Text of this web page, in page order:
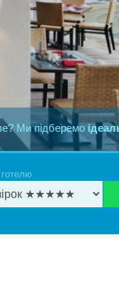
Ми підберемо